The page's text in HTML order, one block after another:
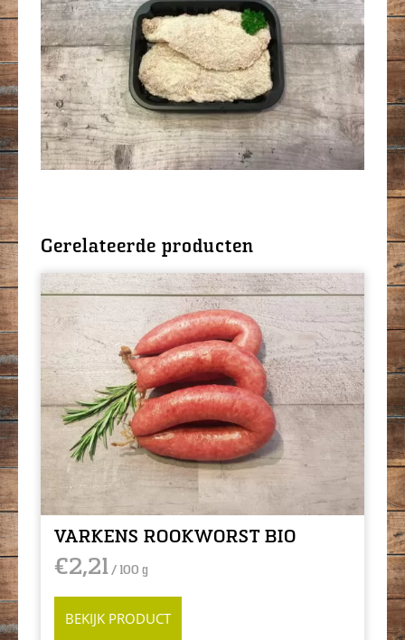
Gerelateerde producten
VARKENS ROOKWORST BIO
€2,21/ 100 g
BEKIJK PRODUCT